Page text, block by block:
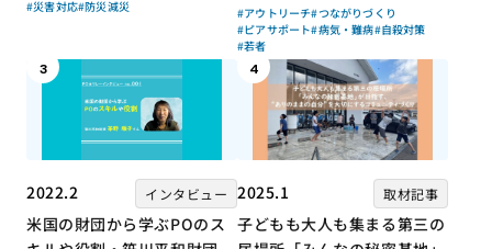
#災害対応#防災減災 #アウトリーチ#つながりづくり
#ピアサポート#病気・難病#自殺対策
#若者
3
2022.2 インタビュー
米国の財団から学ぶPOのス
4
2025.1 取材記事
子どもも大人も集まる第三の